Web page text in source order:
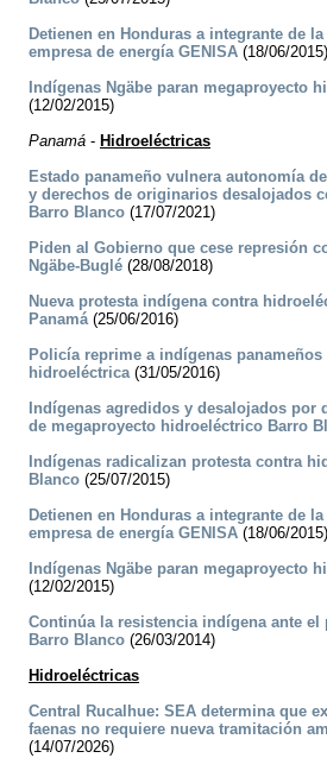
Detienen en Honduras a integrante de
empresa de energía GENISA (18/06/2015)
Indígenas Ngäbe paran megaproyecto
(12/02/2015)
Panamá - Hidroeléctricas
Estado panameño vulnera autonomía
y derechos de originarios desalojados
Barro Blanco (17/07/2021)
Piden al Gobierno que cese represión
Ngäbe-Buglé (28/08/2018)
Nueva protesta indígena contra
Panamá(25/06/2016)
Policía reprime a indígenas
hidroeléctrica(31/05/2016)
Indígenas agredidos y desalojados por
de megaproyecto hidroeléctrico Barro
Indígenas radicalizan protesta contra
Blanco (25/07/2015)
Detienen en Honduras a integrante de
empresa de energía GENISA (18/06/2015)
Indígenas Ngäbe paran megaproyecto
(12/02/2015)
Continúa la resistencia indígena ante
Barro Blanco (26/03/2014)
Hidroeléctricas
Central Rucalhue: SEA determina que
faenas no requiere nueva tramitación
(14/07/2026)